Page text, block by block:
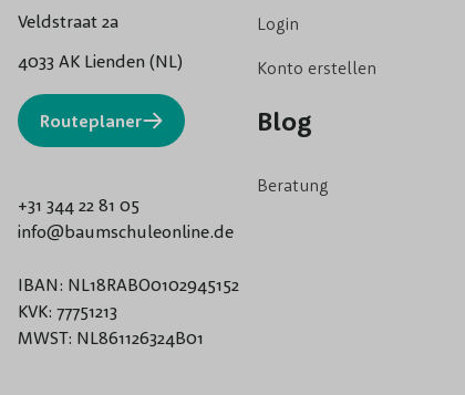
Veldstraat 2a
4033 AK Lienden (NL)
Routeplaner
+31 344 22 81 05
info@baumschuleonline.de
IBAN: NL18RABO0102945152
KVK: 77751213
MWST: NL861126324B01
Login
Konto erstellen
Blog
Beratung